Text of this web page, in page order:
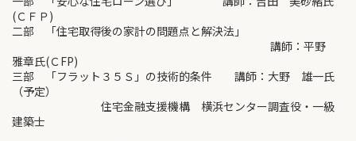
(ＣＦＰ)
二部 「住宅取得後の家計の問題点と解決法」
講師：平野
雅章氏(ＣFP)
三部 「フラット３５Ｓ」の技術的条件 講師：大野 雄一氏
（予定）
住宅金融支援機構 横浜センター調査役・一級
建築士